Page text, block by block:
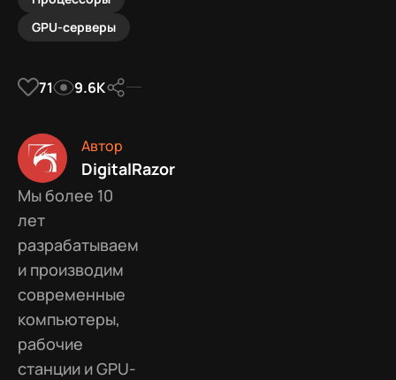
GPU-серверы
71 9.6К
Автор
DigitalRazor
Мы более 10
лет
разрабатываем
и производим
современные
компьютеры,
рабочие
станции и GPU-